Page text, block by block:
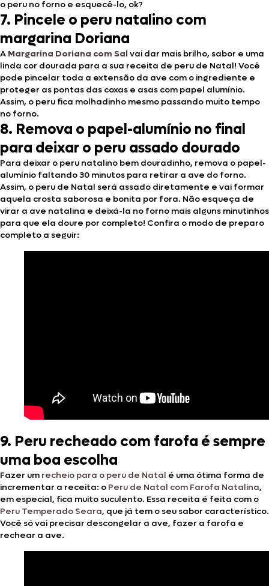
o peru no forno e esquecê-lo, ok?
7. Pincele o peru natalino com
margarina Doriana
A Margarina Doriana com Sal vai dar mais brilho, sabor e uma
linda cor dourada para a sua receita de peru de Natal! Você
pode pincelar toda a extensão da ave com o ingrediente e
proteger as pontas das coxas e asas com papel alumínio.
Assim, o peru fica molhadinho mesmo passando muito tempo
no forno.
8. Remova o papel-alumínio no final
para deixar o peru assado dourado
Para deixar o peru natalino bem douradinho, remova o papel-
alumínio faltando 30 minutos para retirar a ave do forno.
Assim, o peru de Natal será assado diretamente e vai formar
aquela crosta saborosa e bonita por fora. Não esqueça de
virar a ave natalina e deixá-la no forno mais alguns minutinhos
para que ela doure por completo! Confira o modo de preparo
completo a seguir:
9. Peru recheado com farofa é sempre
uma boa escolha
Fazer um recheio para o peru de Natal é uma ótima forma de
incrementar a receita: o Peru de Natal com Farofa Natalina,
em especial, fica muito suculento. Essa receita é feita com o
Peru Temperado Seara, que já tem o seu sabor característico.
Você só vai precisar descongelar a ave, fazer a farofa e
rechear a ave.